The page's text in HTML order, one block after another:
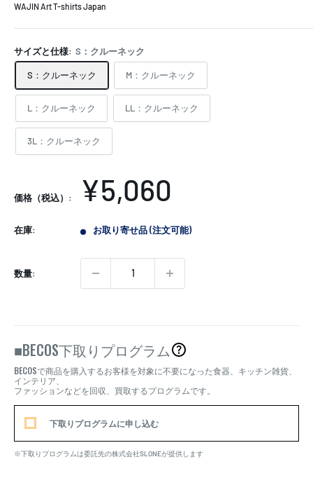
WAJIN Art T-shirts Japan
サイズと仕様: S：クルーネック
S：クルーネック M：クルーネック
L：クルーネック LL：クルーネック
3L：クルーネック
価格（税込）:
販
売
格
¥5,060
在庫: お取り寄せ品 (注文可能)
数量:
■BECOS下取りプログラム
BECOSで商品を購入するお客様を対象に不要になった食器、キッチン雑貨、
インテリア、
ファッションなどを回収、買取するプログラムです。
下取りプログラムに申し込む
※下取りプログラムは委託先の株式会社SLONEが提供します